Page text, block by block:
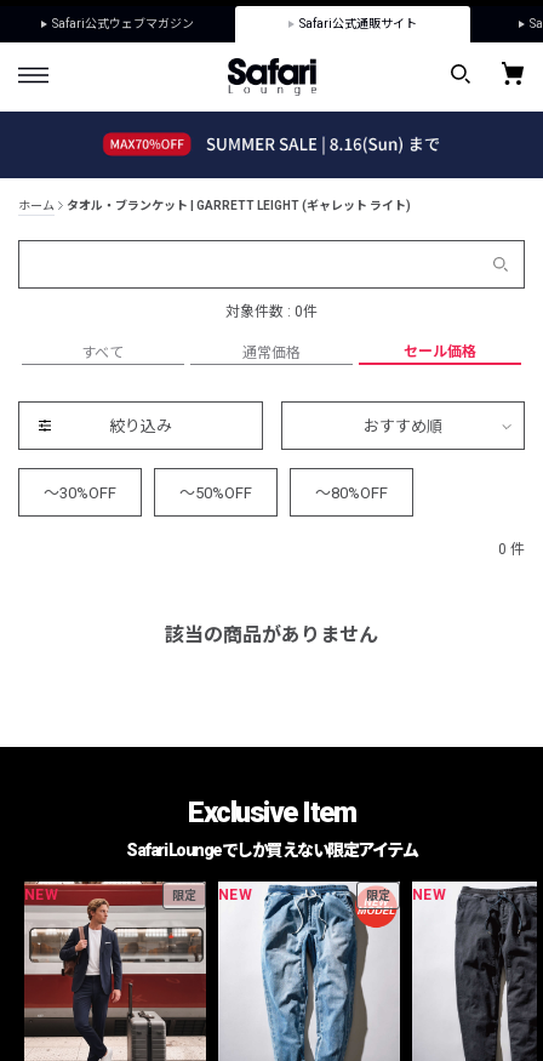
Safari公式ウェブマガジン Safari公式通販サイト
ホーム タオル・ブランケット | GARRETT LEIGHT (ギャレット ライト)
対象件数 : 0件
すべて 通常価格 セール価格
絞り込み おすすめ順
～30%OFF ～50%OFF ～80%OFF
0 件
該当の商品がありません
Exclusive Item
Safari Loungeでしか買えない限定アイテム
NEW 限定 NEW 限定 NEW